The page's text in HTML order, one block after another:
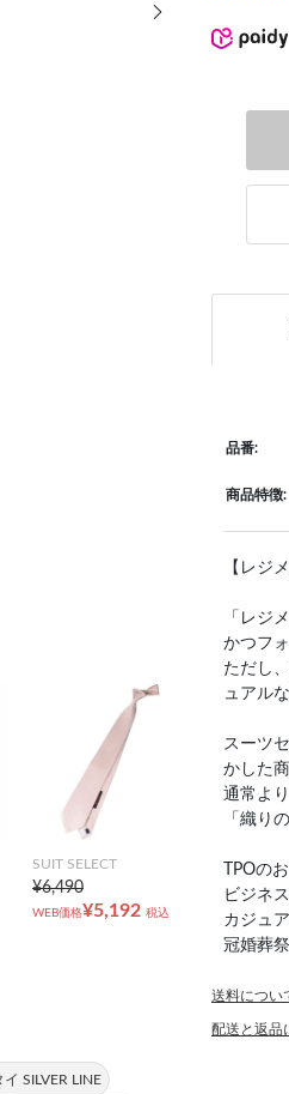
SUIT SELECT
¥6,490
WEB価格¥5,192 税込
SILVER LINE
品番:
商品特徴:
【レジ
「レジ
かつフ
ただし
ュアル
スーツ
かした
通常よ
「織り
TPOの
ビジネ
カジュ
冠婚葬
送料につい
配送と返品